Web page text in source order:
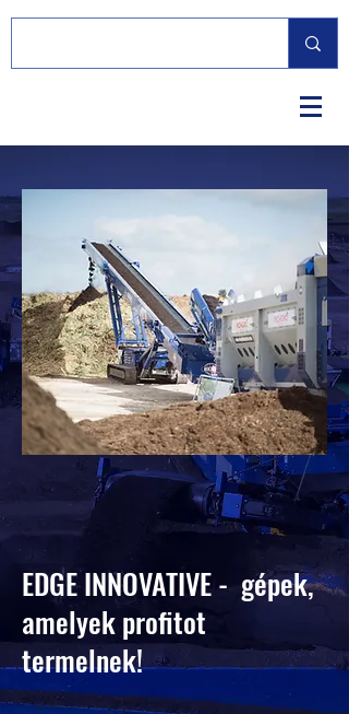
EDGE INNOVATIVE - gépek,
amelyek profitot
termelnek!